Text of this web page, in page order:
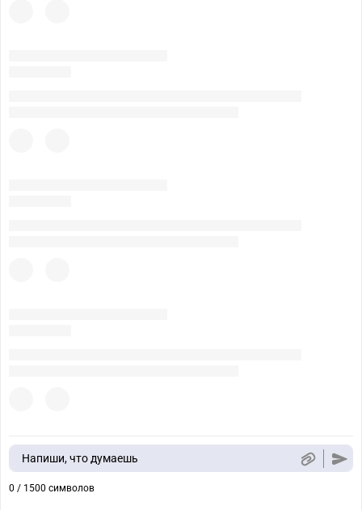
Напиши, что думаешь
0 / 1500 символов